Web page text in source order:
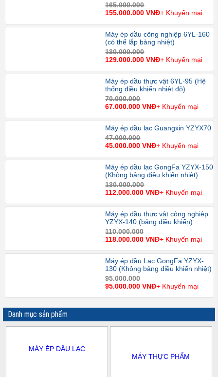
165.000.000
155.000.000 VNĐ+ Khuyến mại
Máy ép dầu công nghiệp 6YL-160
(có thể lắp bảng nhiệt)
130.000.000
129.000.000 VNĐ+ Khuyến mại
Máy ép dầu thực vật 6YL-95 (Hệ
thống điều khiển nhiệt độ)
70.000.000
67.000.000 VNĐ+ Khuyến mại
Máy ép dầu lạc Guangxin YZYX70
47.000.000
45.000.000 VNĐ+ Khuyến mại
Máy ép dầu lạc GongFa YZYX-150
(Không bảng điều khiển nhiệt)
130.000.000
112.000.000 VNĐ+ Khuyến mại
Máy ép dầu thực vật công nghiệp
YZYX-140 (bảng điều khiển)
110.000.000
118.000.000 VNĐ+ Khuyến mại
Máy ép dầu Lạc GongFa YZYX-
130 (Không bảng điều khiển nhiệt)
95.000.000
95.000.000 VNĐ+ Khuyến mại
Danh mục sản phẩm
MÁY ÉP DẦU LẠC
MÁY THỰC PHẨM